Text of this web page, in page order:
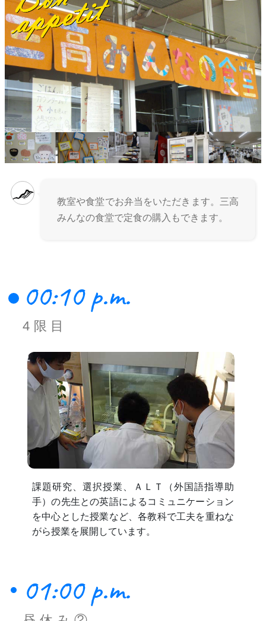
教室や食堂でお弁当をいただきます。三高
みんなの食堂で定食の購入もできます。
00:10 p.m.
4限目
課題研究、選択授業、ＡＬＴ（外国語指導助
手）の先生との英語によるコミュニケーション
を中心とした授業など、各教科で工夫を重ねな
がら授業を展開しています。
01:00 p.m.